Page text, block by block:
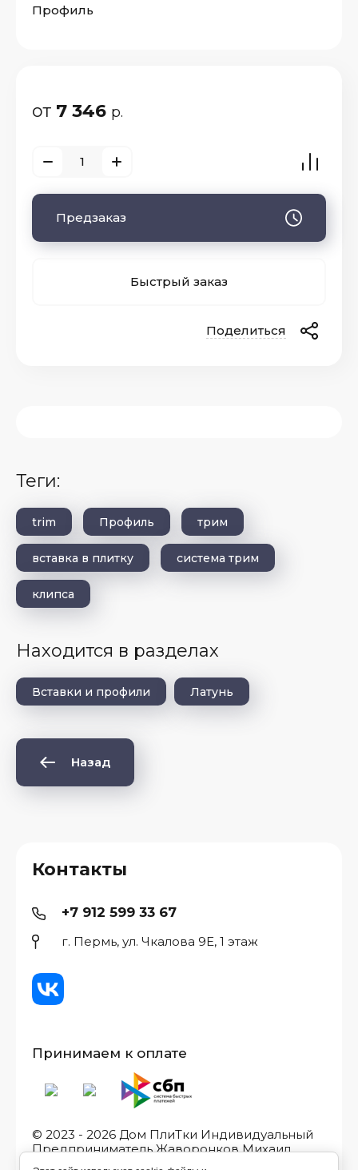
Профиль
от 7 346 р.
Предзаказ
Быстрый заказ
Поделиться
теги:
trim Профиль трим
вставка в плитку система трим
клипса
Находится в разделах
Вставки и профили Латунь
Назад
© 2023 - 2026 Дом ПлиТки Индивидуальный
Предприниматель Жаворонков Михаил
Игоревич, ИНН/ОГРН
Контакты
+7 912 599 33 67
г. Пермь, ул. Чкалова 9Е, 1 этаж
Принимаем к оплате